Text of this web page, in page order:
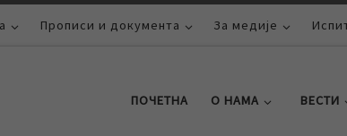
Прописи и документа За медије
ПОЧЕТНА О НАМА ВЕСТИ